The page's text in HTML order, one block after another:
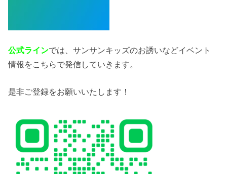
公式ラインでは、サンサンキッズのお誘いなどイベント
情報をこちらで発信していきます。
是非ご登録をお願いいたします！